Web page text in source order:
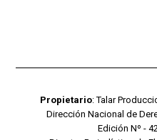
Propietario: Talar
Dirección Nacional de
Edición Nº -